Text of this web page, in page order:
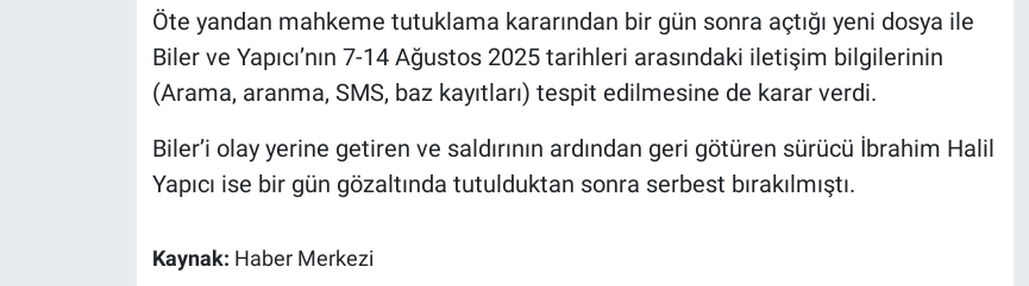
Öte yandan mahkeme tutuklama kararından bir gün sonra açtığı yeni dosya ile
Biler ve Yapıcı’nın 7-14 Ağustos 2025 tarihleri arasındaki iletişim bilgilerinin
(Arama, aranma, SMS, baz kayıtları) tespit edilmesine de karar verdi.
Biler’i olay yerine getiren ve saldırının ardından geri götüren sürücü İbrahim Halil
Yapıcı ise bir gün gözaltında tutulduktan sonra serbest bırakılmıştı.
Kaynak: Haber Merkezi
Teknoloji
Türkiye'nin Gündemi